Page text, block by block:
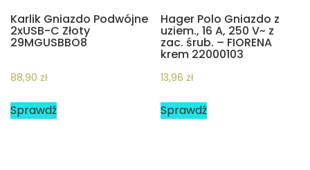
Karlik Gniazdo Podwójne
2xUSB-C Złoty
29MGUSBBO8
88,90 zł
Sprawdź
Hager Polo Gniazdo z
uziem., 16 A, 250 V~ z
zac. śrub. – FIORENA
krem 22000103
13,96 zł
Sprawdź